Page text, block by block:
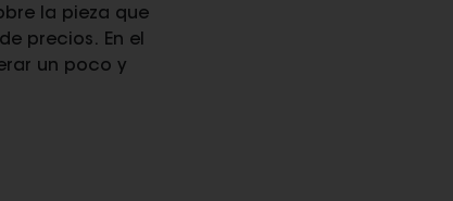
la pieza que
precios. En el
un poco y